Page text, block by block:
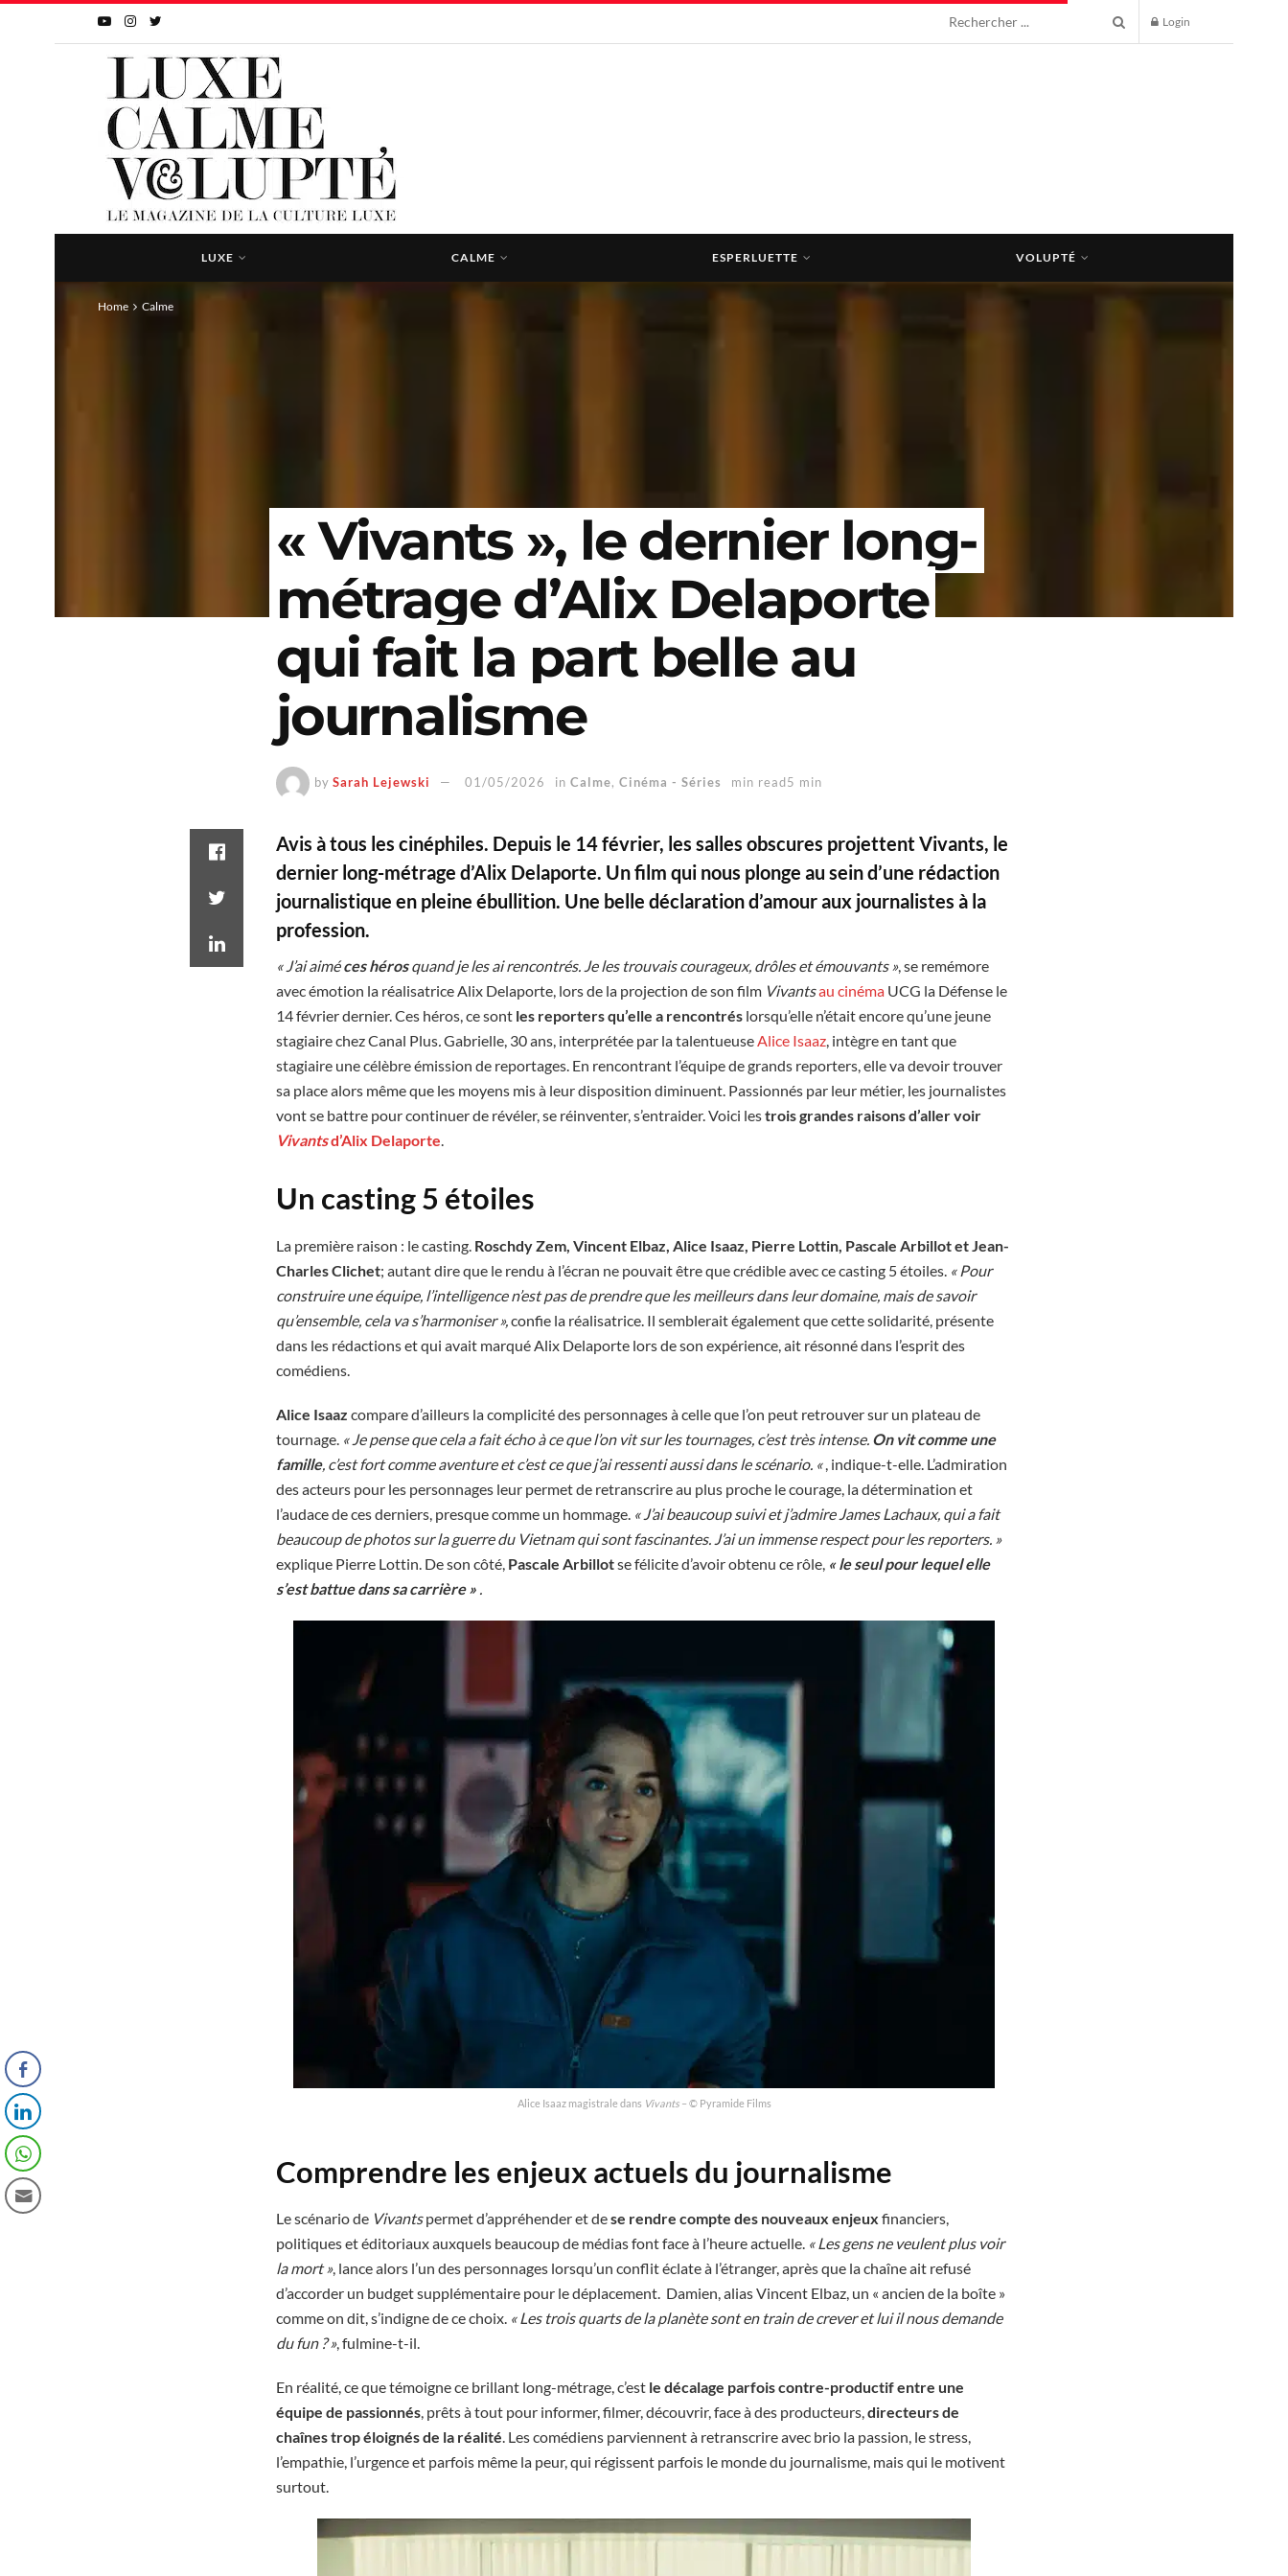
Login
LUXE CALME ESPERLUETTE VOLUPTÉ
Home Calme
« Vivants », le dernier long-
métrage d’Alix Delaporte
qui fait la part belle au
journalisme
by Sarah Lejewski 01/05/2026 in Calme,Cinéma - Séries min read5 min
Avis à tous les cinéphiles. Depuis le 14 février, les salles obscures projettent Vivants, le
dernier long-métrage d’Alix Delaporte. Un film qui nous plonge au sein d’une rédaction
journalistique en pleine ébullition. Une belle déclaration d’amour aux journalistes à la
profession.
« J’ai aiméces hérosquand je les ai rencontrés. Je les trouvais courageux, drôles et émouvants », se remémore
avec émotion la réalisatrice Alix Delaporte, lors de la projection de son film Vivantsau cinéma UCG la Défense le
14 février dernier. Ces héros, ce sont les reporters qu’elle a rencontrés lorsqu’elle n’était encore qu’une jeune
stagiaire chez Canal Plus.Gabrielle, 30 ans, interprétée par la talentueuseAlice Isaaz, intègre en tant que
stagiaire une célèbre émission de reportages. En rencontrant l’équipe de grands reporters, elle va devoir trouver
sa place alors même que les moyens mis à leur disposition diminuent. Passionnés par leur métier, les journalistes
vont se battre pour continuer de révéler, se réinventer, s’entraider. Voici lestrois grandes raisons d’aller voir
Vivantsd’Alix Delaporte.
Un casting 5 étoiles
La première raison : le casting. Roschdy Zem, Vincent Elbaz, Alice Isaaz, Pierre Lottin, Pascale Arbillot et Jean-
Charles Clichet; autant dire que le rendu à l’écran ne pouvait être que crédible avec ce casting 5 étoiles. « Pour
construire une équipe, l’intelligence n’est pas de prendre que les meilleurs dans leur domaine, mais de savoir
qu’ensemble, cela va s’harmoniser »,confie la réalisatrice. Il semblerait également que cette solidarité, présente
dans les rédactions et qui avait marqué Alix Delaporte lors de son expérience, ait résonné dans l’esprit des
comédiens.
Alice Isaaz compare d’ailleurs la complicité des personnages à celle que l’on peut retrouver sur un plateau de
tournage. « Je pense que cela a fait écho à ce que l’on vit sur les tournages, c’est très intense. On vit comme une
famille, c’est fort comme aventure et c’est ce que j’ai ressenti aussi dans le scénario. «, indique-t-elle. L’admiration
des acteurs pour les personnages leur permet de retranscrire au plus proche le courage, la détermination et
l’audace de ces derniers, presque comme un hommage. « J’ai beaucoup suivi et j’admire James Lachaux, qui a fait
beaucoup de photos sur la guerre du Vietnam qui sont fascinantes. J’ai un immense respect pour les reporters. »
explique Pierre Lottin. De son côté, Pascale Arbillotse félicite d’avoir obtenu ce rôle, « le seul pour lequel elle
s’est battue dans sa carrière » .
Alice Isaaz magistrale dans Vivants– © Pyramide Films
Comprendre les enjeux actuels du journalisme
Le scénario de Vivantspermet d’appréhender et dese rendre compte des nouveaux enjeux financiers,
politiques et éditoriaux auxquels beaucoup de médias font face à l’heure actuelle. « Les gens ne veulent plus voir
la mort », lance alors l’un des personnages lorsqu’un conflit éclate à l’étranger, après que la chaîne ait refusé
d’accorder un budget supplémentaire pour le déplacement. Damien, alias Vincent Elbaz, un « ancien de la boîte »
comme on dit, s’indigne de ce choix. « Les trois quarts de la planète sont en train de crever et lui il nous demande
du fun ? », fulmine-t-il.
En réalité, ce que témoigne ce brillant long-métrage, c’est le décalage parfois contre-productif entre une
équipe de passionnés, prêts à tout pour informer, filmer, découvrir, face à des producteurs,directeurs de
chaînes trop éloignés de la réalité. Les comédiens parviennent à retranscrire avec brio la passion, le stress,
l’empathie, l’urgence et parfois même la peur, qui régissent parfois le monde du journalisme, mais qui le motivent
surtout.